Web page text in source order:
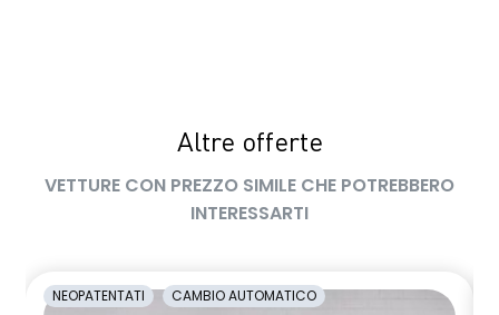
Sistema di rilevamento stato di vigilanza del conducente
Volante regolabile in altezza e profondità
Altre offerte
VETTURE CON PREZZO SIMILE CHE POTREBBERO
INTERESSARTI
NEOPATENTATI CAMBIO AUTOMATICO